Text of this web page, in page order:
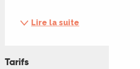
Lire la suite
Tarifs